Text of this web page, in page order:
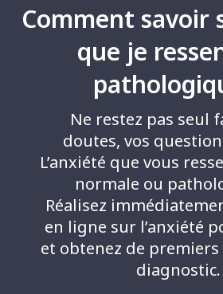
Comment savoir
que je
Ne restez pas seul
doutes, vos
L’anxiété que vous
normale ou
Réalisez
en ligne sur l’anxiété
et obtenez de
diagnostic.